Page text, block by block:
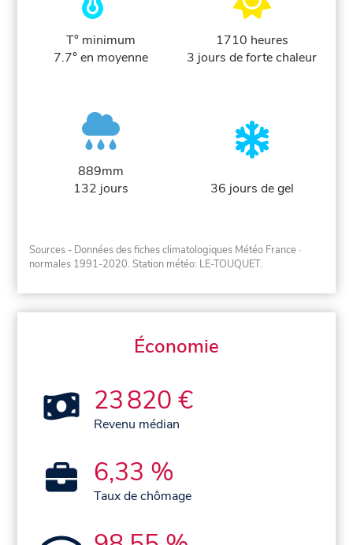
T° minimum
7.7° en moyenne
1710 heures
3 jours de forte chaleur
889mm
132 jours
36 jours de gel
Sources - Données des fiches climatologiques Météo France ·
normales 1991-2020. Station météo: LE-TOUQUET.
Économie
23 820 €
Revenu médian
6,33 %
Taux de chômage